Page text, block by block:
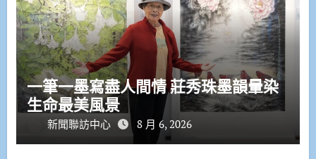
一筆一墨寫盡人間情 莊秀珠墨韻暈染
生命最美風景
新聞聯訪中心 8 月 6, 2026